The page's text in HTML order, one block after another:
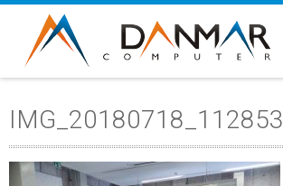
IMG_20180718_112853